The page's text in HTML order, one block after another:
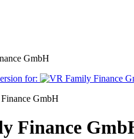
GmbH
for:
Finance